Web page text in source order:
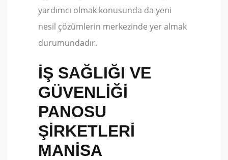
yardımcı olmak konusunda da yeni
nesil çözümlerin merkezinde yer almak
durumundadır.
İŞ SAĞLIĞI VE
GÜVENLIĞI
PANOSU
ŞIRKETLERI
MANISA